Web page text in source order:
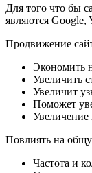
Для того что бы
являются Google,
Продвижение
Экономить
Увеличить
Увеличит
Поможет
Увеличение
Повлиять на
Частота и